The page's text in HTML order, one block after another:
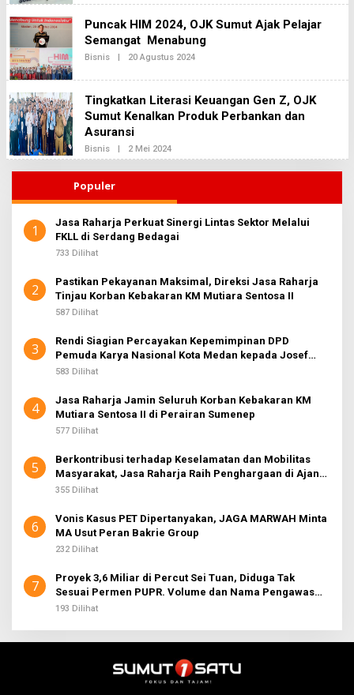
K
S
I
2
E
R
E
D
A
S
2
Puncak HIM 2024, OJK Sumut Ajak Pelajar
Semangat Menabung
Bisnis | 20 Agustus 2024O
E
R
E
D
S
Tingkatkan Literasi Keuangan Gen Z, OJK
Sumut Kenalkan Produk Perbankan dan
Asuransi
Bisnis | 2 Mei 2024O
L
E
E
A
K
Populer
1
Jasa Raharja Perkuat Sinergi Lintas Sektor Melalui
FKLL di Serdang Bedagai
733 Dilihat
2
Pastikan Pekayanan Maksimal, Direksi Jasa Raharja
Tinjau Korban Kebakaran KM Mutiara Sentosa II
587 Dilihat
3
Rendi Siagian Percayakan Kepemimpinan DPD
Pemuda Karya Nasional Kota Medan kepada Josef
Sembiring
583 Dilihat
4
Jasa Raharja Jamin Seluruh Korban Kebakaran KM
Mutiara Sentosa II di Perairan Sumenep
577 Dilihat
5
Berkontribusi terhadap Keselamatan dan Mobilitas
Masyarakat, Jasa Raharja Raih Penghargaan di Ajang
Transportasi Indonesia Awards 2026
355 Dilihat
6
Vonis Kasus PET Dipertanyakan, JAGA MARWAH Minta
MA Usut Peran Bakrie Group
232 Dilihat
7
Proyek 3,6 Miliar di Percut Sei Tuan, Diduga Tak
Sesuai Permen PUPR. Volume dan Nama Pengawas
Tidak Tercantum di Papan Informasi
193 Dilihat